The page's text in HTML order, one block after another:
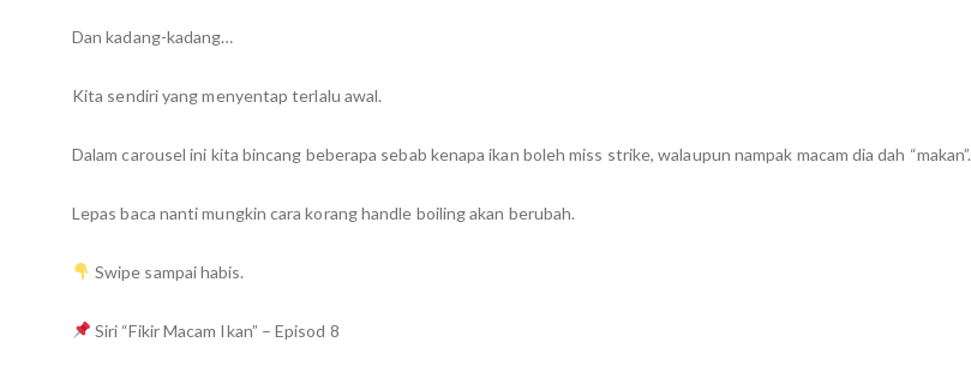
Dan kadang-kadang…
Kita sendiri yang menyentap terlalu awal.
Dalam carousel ini kita bincang beberapa sebab kenapa ikan boleh miss strike, walaupun nampak macam dia dah “makan”.
Lepas baca nanti mungkin cara korang handle boiling akan berubah.
Swipe sampai habis.
Siri “Fikir Macam Ikan” – Episod 8